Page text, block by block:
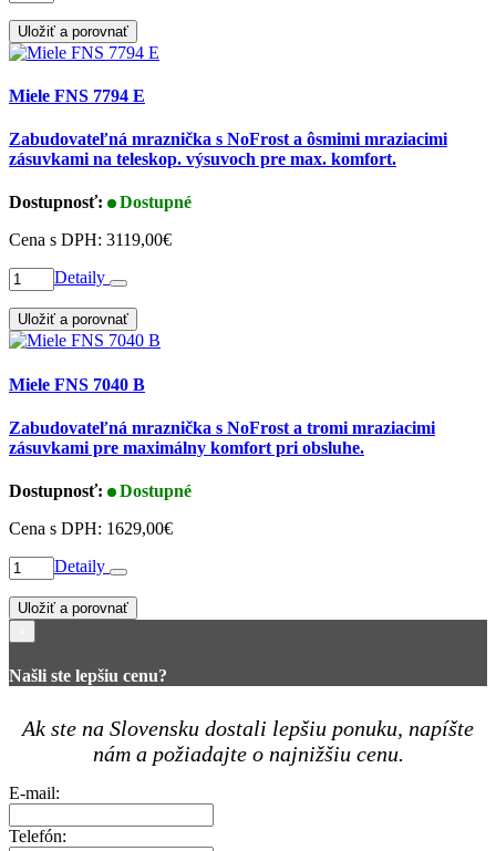
Uložiť a porovnať
Miele FNS 7794 E
Zabudovateľná mraznička s NoFrost a ôsmimi mraziacimi
zásuvkami na teleskop. výsuvoch pre max. komfort.
Dostupnosť:
Dostupné
Cena s DPH: 3119,00€
Detaily
Uložiť a porovnať
Miele FNS 7040 B
Zabudovateľná mraznička s NoFrost a tromi mraziacimi
zásuvkami pre maximálny komfort pri obsluhe.
Dostupnosť:
Dostupné
Cena s DPH: 1629,00€
Detaily
Uložiť a porovnať
Našli ste lepšiu cenu?
Ak ste na Slovensku dostali lepšiu ponuku, napíšte
nám a požiadajte o najnižšiu cenu.
E-mail:
Telefón: